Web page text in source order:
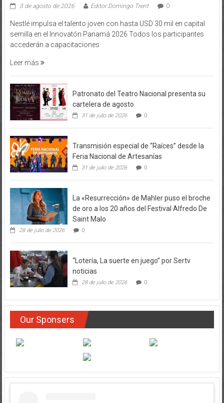
3 de agosto de 2026 Editor Domingo Trent 0
Nestlé impulsa el talento joven con hasta USD 30 mil en capital
semilla en el Innovatón Panamá 2026 Todos los participantes
accederán a capacitaciones
Leer más
Patronato del Teatro Nacional presenta su
cartelera de agosto
31 de julio de 2026 0
Transmisión especial de “Raíces” desde la
Feria Nacional de Artesanías
31 de julio de 2026 0
La «Resurrección» de Mahler puso el broche
de oro a los 20 años del Festival Alfredo De
Saint Malo
28 de julio de 2026 0
“Lotería, La suerte en juego” por Sertv
noticias
28 de julio de 2026 0
Our Sponsers